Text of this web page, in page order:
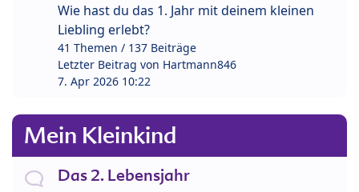
Wie hast du das 1. Jahr mit deinem kleinen
Liebling erlebt?
41 Themen / 137 Beiträge
Letzter Beitrag von Hartmann846
7. Apr 2026 10:22
Mein Kleinkind
Das 2. Lebensjahr